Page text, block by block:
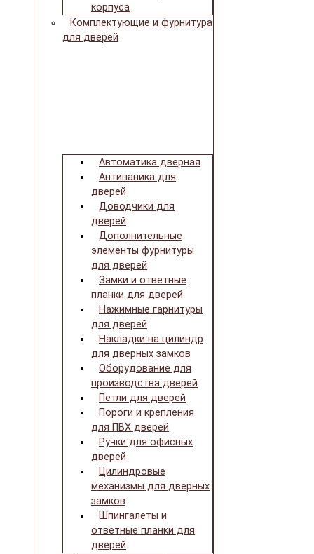
корпуса
Комплектующие и фурнитура
для дверей
Автоматика дверная
Антипаника для
дверей
Доводчики для
дверей
Дополнительные
элементы фурнитуры
для дверей
Замки и ответные
планки для дверей
Нажимные гарнитуры
для дверей
Накладки на цилиндр
для дверных замков
Оборудование для
производства дверей
Петли для дверей
Пороги и крепления
для ПВХ дверей
Ручки для офисных
дверей
Цилиндровые
механизмы для дверных
замков
Шпингалеты и
ответные планки для
дверей